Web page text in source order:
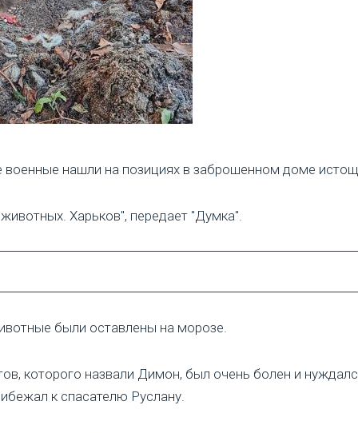
военные нашли на позициях в заброшенном доме
Харьков", передает "Думка".
были оставлены на морозе.
которого назвали Димон, был очень болен и
к спасателю Руслану.